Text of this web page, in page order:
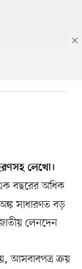
লেখো।
এক বছরের অধিক
সাধারণত বড়
লেনদেন
আসবাবপত্র ক্রয়